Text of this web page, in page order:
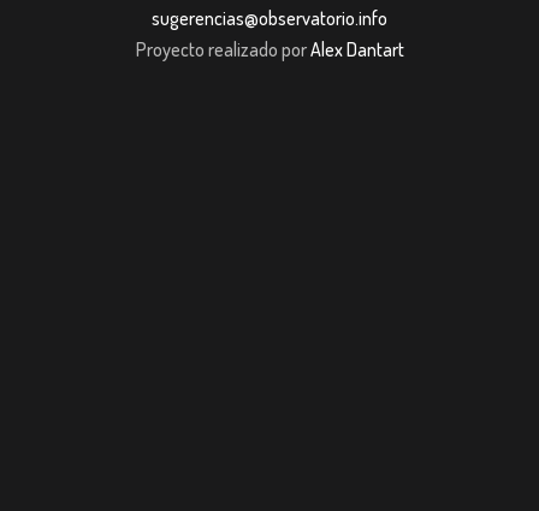
sugerencias@observatorio.info
Proyecto realizado porAlex Dantart